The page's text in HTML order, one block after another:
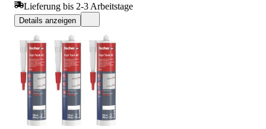
Lieferung bis 2-3 Arbeitstage
Details anzeigen